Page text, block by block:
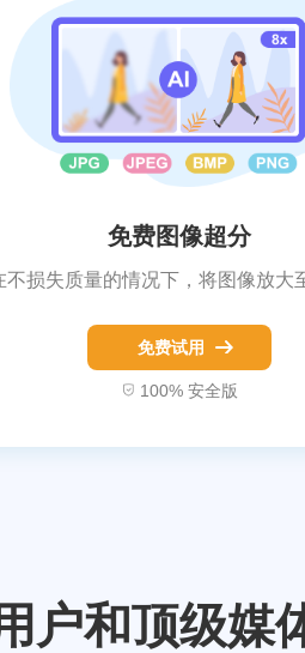
免费图像超分
不损失质量的情况下，将图像放大
免费试用
100% 安全版
户和顶级媒